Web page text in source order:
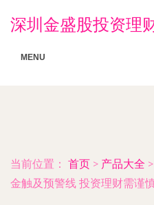
深圳金盛股投资理
MENU
当前位置： 首页 > 产品大全 >
金触及预警线 投资理财需谨